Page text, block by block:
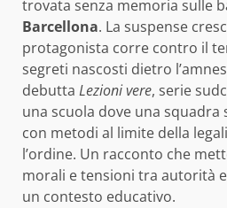
trovata senza memoria sulle
Barcellona. La suspense
protagonista corre contro il
segreti nascosti dietro
debutta Lezioni vere, serie
una scuola dove una squadra
con metodi al limite della
l’ordine. Un racconto che
morali e tensioni tra autorità
un contesto educativo.